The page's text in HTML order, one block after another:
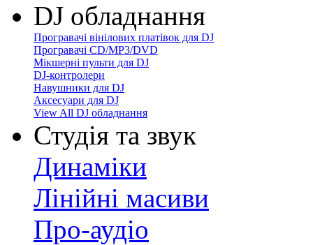
DJ обладнання
Програвачі вінілових платівок для DJ
Програвачі CD/MP3/DVD
Мікшерні пульти для DJ
DJ-контролери
Навушники для DJ
Аксесуари для DJ
View All DJ обладнання
Студія та звук
Динаміки
Лінійні масиви
Про-аудіо